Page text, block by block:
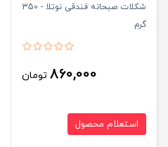
شکلات صبحانه فندقی نوتلا - 350
گرم
860,000 تومان
استعلام محصول